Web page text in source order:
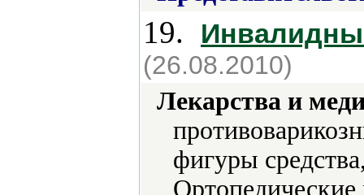
19.
(26.08.2010)
Лекарства и
фигуры